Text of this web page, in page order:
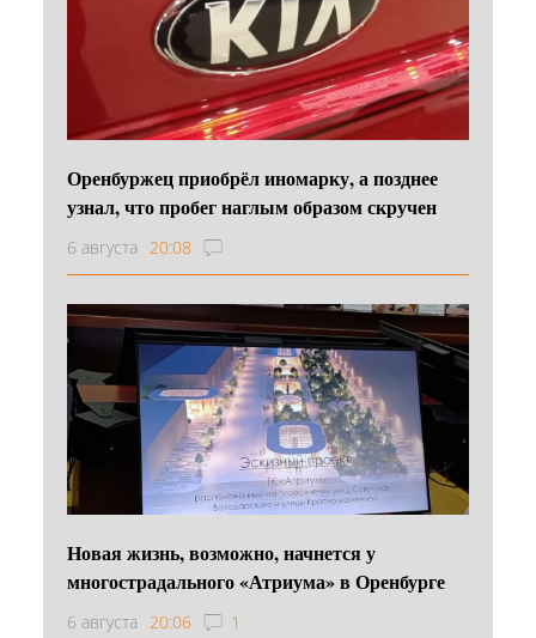
Оренбуржец приобрёл иномарку, а позднее
узнал, что пробег наглым образом скручен
6 августа 20:08
Новая жизнь, возможно, начнется у
многострадального «Атриума» в Оренбурге
6 августа 20:06 1